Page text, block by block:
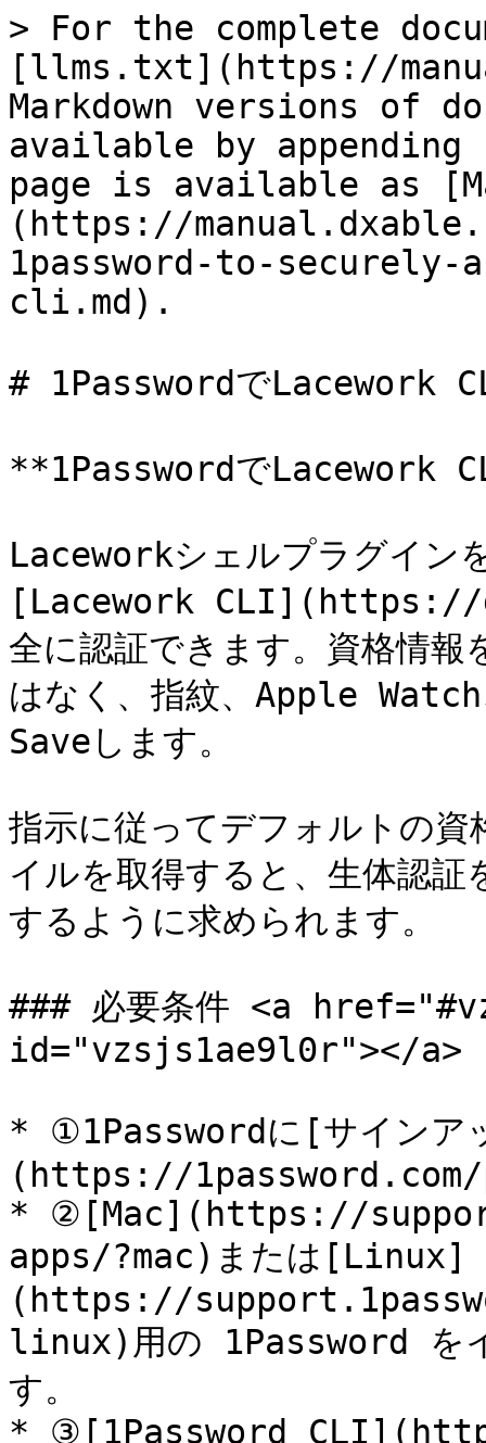
> For the complete
[llms.txt](https://
Markdown versions of
available by
page is available as
(https://
1password-to-
cli.md).
# 1PasswordでLacework
**1PasswordでLacework
Laceworkシェルプラグイン
[Lacework
全に認証できます。資格情
はなく、指紋、Apple
Saveします。
指示に従ってデフォルトの
イルを取得すると、生体認
するように求められます。
### 必要条件 <a
id="vzsjs1ae9l0r"></a>
* ①1Passwordに[サインア
(https://
* ②[Mac](https://
apps/?mac)または[Linux]
(https://
linux)用の 1Password をイ
す。
* ③[1Password